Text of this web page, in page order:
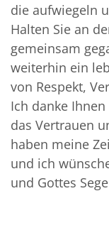
die aufwiegeln
Halten Sie an
gemeinsam
weiterhin ein
von Respekt,
Ich danke
das Vertrauen
haben meine
und ich
und Gottes